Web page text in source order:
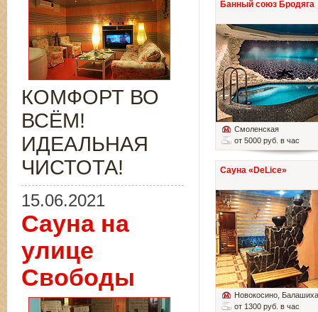
Банный союз Бродяга
Смоленская
от 5000 руб. в час
Сауна «DeLice»
Новокосино , Балашиха
от 1300 руб. в час
КОМФОРТ ВО
ВСЁМ!
ИДЕАЛЬНАЯ
ЧИСТОТА!
15.06.2021
Сауна на
улице
Свободы